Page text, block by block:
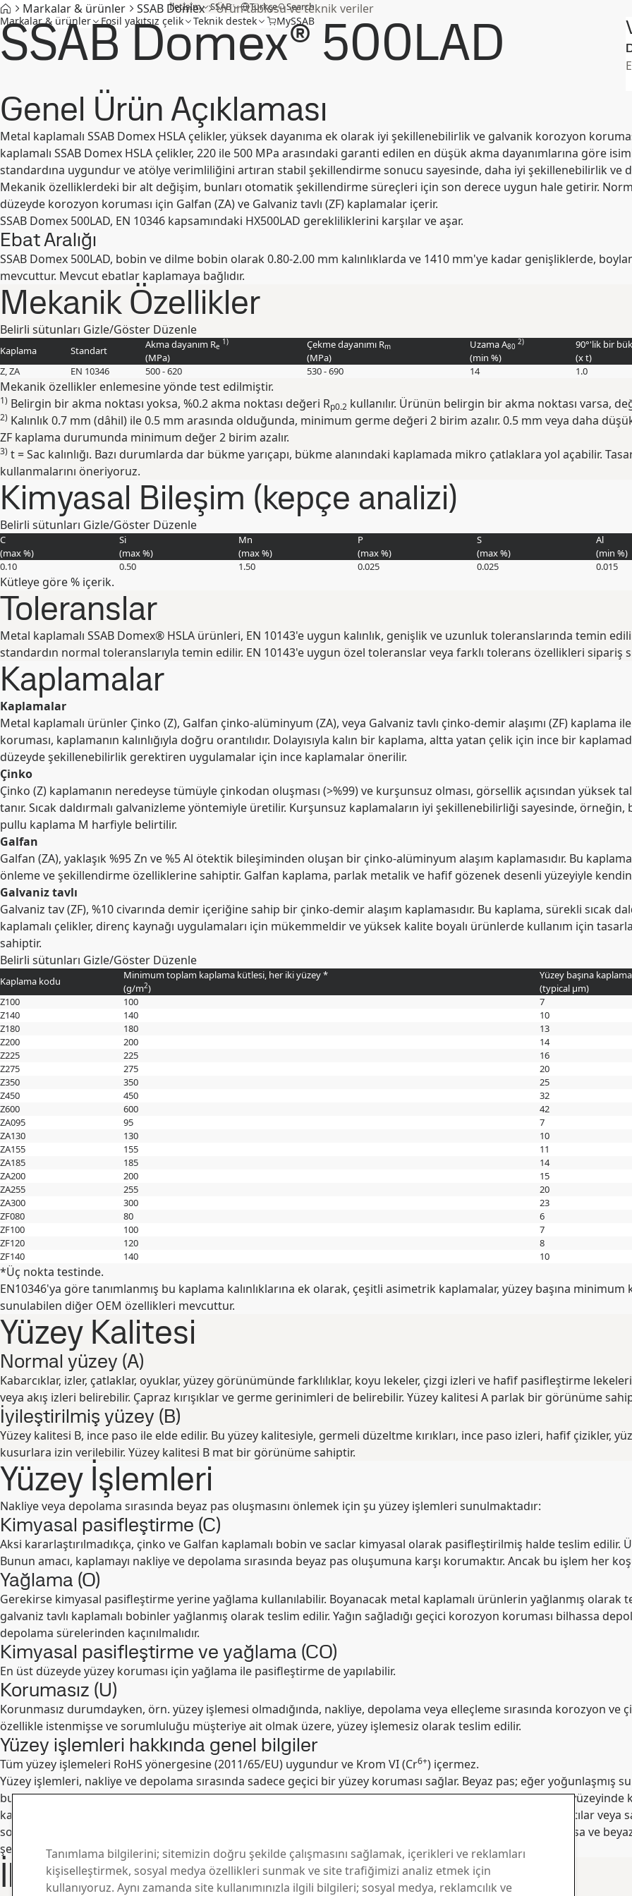
İletİşİm SSAB Türkçe Search
Markalar & ürünler Fosil yakıtsız çelik Teknik destek MySSAB
Markalar & ürünler SSAB Domex Ürün tablosu ve teknik veriler
SSAB Domex® 500LAD
Genel Ürün Açıklaması
Metal kaplamalı SSAB Domex HSLA çelikler, yüksek dayanıma ek olarak iyi şekillenebilirlik ve galvanik korozyon
kaplamalı SSAB Domex HSLA çelikler, 220 ile 500 MPa arasındaki garanti edilen en düşük akma dayanımlarına göre
standardına uygundur ve atölye verimliliğini artıran stabil şekillendirme sonucu sayesinde, daha iyi şekillenebilirlik ve
Mekanik özelliklerdeki bir alt değişim, bunları otomatik şekillendirme süreçleri için son derece uygun hale getirir.
düzeyde korozyon koruması için Galfan (ZA) ve Galvaniz tavlı (ZF) kaplamalar içerir.
SSAB Domex 500LAD, EN 10346 kapsamındaki HX500LAD gerekliliklerini karşılar ve aşar.
Ebat Aralığı
SSAB Domex 500LAD, bobin ve dilme bobin olarak 0.80-2.00 mm kalınlıklarda ve 1410 mm'ye kadar genişliklerde,
mevcuttur. Mevcut ebatlar kaplamaya bağlıdır.
Mekanik Özellikler
Belirli sütunları Gizle/Göster Düzenle
Kaplama Standart Akma dayanım Re
1)
(MPa)
Çekme dayanımı Rm
(MPa)
Uzama A80
2)
(min %)
90°'lik bir
(x t)
Z, ZA
EN 10346 500 - 620 530 - 690 14 1.0
Mekanik özellikler enlemesine yönde test edilmiştir.
1) Belirgin bir akma noktası yoksa, %0.2 akma noktası değeri Rp0.2 kullanılır. Ürünün belirgin bir akma noktası varsa,
2) Kalınlık 0.7 mm (dâhil) ile 0.5 mm arasında olduğunda, minimum germe değeri 2 birim azalır. 0.5 mm veya daha
ZF kaplama durumunda minimum değer 2 birim azalır.
3) t = Sac kalınlığı. Bazı durumlarda dar bükme yarıçapı, bükme alanındaki kaplamada mikro çatlaklara yol açabilir.
kullanmalarını öneriyoruz.
Kimyasal Bileşim (kepçe analizi)
Belirli sütunları Gizle/Göster Düzenle
C
(max%)
Si
(max%)
Mn
(max%)
P
(max%)
S
(max%)
Al
(min %)
0.10
0.50 1.50 0.025 0.025 0.015
Kütleye göre % içerik.
Toleranslar
Metal kaplamalı SSAB Domex® HSLA ürünleri, EN 10143'e uygun kalınlık, genişlik ve uzunluk toleranslarında temin
standardın normal toleranslarıyla temin edilir. EN 10143'e uygun özel toleranslar veya farklı tolerans özellikleri sipariş
Kaplamalar
Kaplamalar
Metal kaplamalı ürünler Çinko (Z), Galfan çinko-alüminyum (ZA), veya Galvaniz tavlı çinko-demir alaşımı (ZF)
koruması, kaplamanın kalınlığıyla doğru orantılıdır. Dolayısıyla kalın bir kaplama, altta yatan çelik için ince bir
düzeyde şekillenebilirlik gerektiren uygulamalar için ince kaplamalar önerilir.
Çinko
Çinko (Z) kaplamanın neredeyse tümüyle çinkodan oluşması (>%99) ve kurşunsuz olması, görsellik açısından
tanır. Sıcak daldırmalı galvanizleme yöntemiyle üretilir. Kurşunsuz kaplamaların iyi şekillenebilirliği sayesinde,
pullu kaplama M harfiyle belirtilir.
Galfan
Galfan (ZA), yaklaşık %95 Zn ve %5 Al ötektik bileşiminden oluşan bir çinko-alüminyum alaşım kaplamasıdır. Bu
önleme ve şekillendirme özelliklerine sahiptir. Galfan kaplama, parlak metalik ve hafif gözenek desenli yüzeyiyle
Galvaniz tavlı
Galvaniz tav (ZF), %10 civarında demir içeriğine sahip bir çinko-demir alaşım kaplamasıdır. Bu kaplama, sürekli sıcak
kaplamalı çelikler, direnç kaynağı uygulamaları için mükemmeldir ve yüksek kalite boyalı ürünlerde kullanım için
sahiptir.
Belirli sütunları Gizle/Göster Düzenle
Kaplama kodu
Minimum toplam kaplama kütlesi, her iki yüzey *
(g/m2)
Yüzey başına
(typical µm)
Z100
100
7
Z140
140
10
Z180
180
13
Z200
200
14
Z225
225
16
Z275
275
20
Z350
350
25
Z450
450
32
Z600
600
42
ZA095
95
7
ZA130
130
10
ZA155
155
11
ZA185
185
14
ZA200
200
15
ZA255
255
20
ZA300
300
23
ZF080
80
6
ZF100
100
7
ZF120
120
8
ZF140
140 10
*Üç nokta testinde.
EN10346'ya göre tanımlanmış bu kaplama kalınlıklarına ek olarak, çeşitli asimetrik kaplamalar, yüzey başına
sunulabilen diğer OEM özellikleri mevcuttur.
Yüzey Kalitesi
Normal yüzey (A)
Kabarcıklar, izler, çatlaklar, oyuklar, yüzey görünümünde farklılıklar, koyu lekeler, çizgi izleri ve hafif pasifleştirme
veya akış izleri belirebilir. Çapraz kırışıklar ve germe gerinimleri de belirebilir. Yüzey kalitesi A parlak bir görünüme
İyileştirilmiş yüzey (B)
Yüzey kalitesi B, ince paso ile elde edilir. Bu yüzey kalitesiyle, germeli düzeltme kırıkları, ince paso izleri, hafif çizikler,
kusurlara izin verilebilir. Yüzey kalitesi B mat bir görünüme sahiptir.
Yüzey İşlemleri
Nakliye veya depolama sırasında beyaz pas oluşmasını önlemek için şu yüzey işlemleri sunulmaktadır:
Kimyasal pasifleştirme (C)
Aksi kararlaştırılmadıkça, çinko ve Galfan kaplamalı bobin ve saclar kimyasal olarak pasifleştirilmiş halde teslim edilir.
Bunun amacı, kaplamayı nakliye ve depolama sırasında beyaz pas oluşumuna karşı korumaktır. Ancak bu işlem her
Yağlama (O)
Gerekirse kimyasal pasifleştirme yerine yağlama kullanılabilir. Boyanacak metal kaplamalı ürünlerin yağlanmış olarak
galvaniz tavlı kaplamalı bobinler yağlanmış olarak teslim edilir. Yağın sağladığı geçici korozyon koruması bilhassa
depolama sürelerinden kaçınılmalıdır.
Kimyasal pasifleştirme ve yağlama (CO)
En üst düzeyde yüzey koruması için yağlama ile pasifleştirme de yapılabilir.
Korumasız (U)
Korunmasız durumdayken, örn. yüzey işlemesi olmadığında, nakliye, depolama veya elleçleme sırasında korozyon
özellikle istenmişse ve sorumluluğu müşteriye ait olmak üzere, yüzey işlemesiz olarak teslim edilir.
Yüzey işlemleri hakkında genel bilgiler
Tüm yüzey işlemeleri RoHS yönergesine (2011/65/EU) uygundur ve Krom VI (Cr6+) içermez.
Yüzey işlemleri, nakliye ve depolama sırasında sadece geçici bir yüzey koruması sağlar. Beyaz pas; eğer yoğunlaşmış
buharlaşamazsa, sıkı paketlenmiş sacların arasındaki boşluklarda veya parlak ve yeni kaplanmış bobinlerin
kaçınmak için, kaplamalı ürünlerin nakliye ve depolama sırasında kuru tutulmasına dikkat edilmelidir. Katlantılar veya
soğuk ürünlerin sıcak bir binanın içine getirilmesi gibi nedenlerle yoğuşma meydana gelebilir. Eğer ıslanırlarsa ve
şekilde yerleştirilmelidirler. Böylece daha fazla beyaz pas oluşması önlenmiş olur.
İletişim ve Bilgi
Tanımlama bilgilerini; sitemizin doğru şekilde çalışmasını sağlamak, içerikleri ve reklamları
kişiselleştirmek, sosyal medya özellikleri sunmak ve site trafiğimizi analiz etmek için
kullanıyoruz. Aynı zamanda site kullanımınızla ilgili bilgileri; sosyal medya, reklamcılık ve